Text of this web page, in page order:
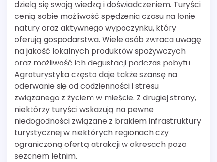
dzielą się swoją wiedzą i doświadczeniem. Turyści
cenią sobie możliwość spędzenia czasu na łonie
natury oraz aktywnego wypoczynku, który
oferują gospodarstwa. Wiele osób zwraca uwagę
na jakość lokalnych produktów spożywczych
oraz możliwość ich degustacji podczas pobytu.
Agroturystyka często daje także szansę na
oderwanie się od codzienności i stresu
związanego z życiem w mieście. Z drugiej strony,
niektórzy turyści wskazują na pewne
niedogodności związane z brakiem infrastruktury
turystycznej w niektórych regionach czy
ograniczoną ofertą atrakcji w okresach poza
sezonem letnim.